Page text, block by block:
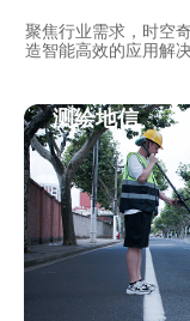
聚焦行业需求，时空
造智能高效的应用解
测绘地信